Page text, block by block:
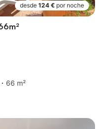
desde 124 € por noche
66 m²